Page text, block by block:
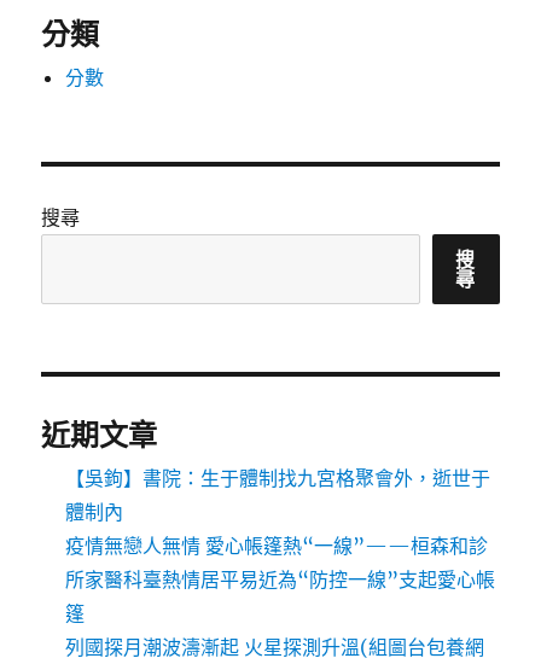
分類
分數
搜尋
搜
尋
近期文章
【吳鉤】書院：生于體制找九宮格聚會外，逝世于
體制內
疫情無戀人無情 愛心帳篷熱“一線”——桓森和診
所家醫科臺熱情居平易近為“防控一線”支起愛心帳
篷
列國探月潮波濤漸起 火星探測升溫(組圖台包養網